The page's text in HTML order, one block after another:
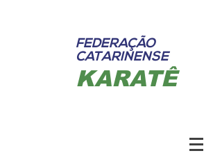
FEDERAÇÃO
CATARINENSE
KARATÊ